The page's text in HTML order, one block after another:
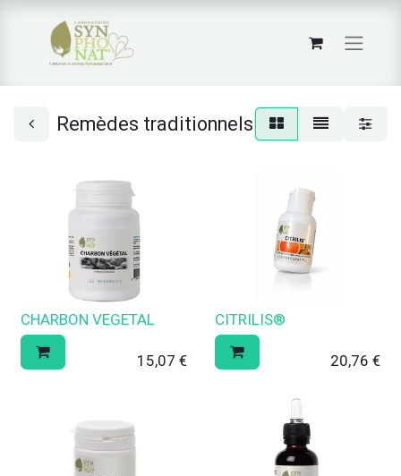
Remèdes traditionnels
CHARBON VEGETAL
15,07 €
CITRILIS®
20,76 €